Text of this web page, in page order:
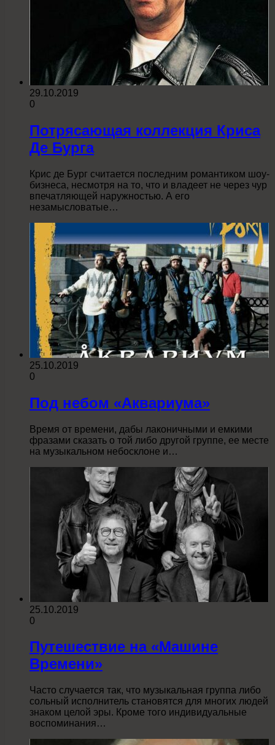
29.10.2019
0
Потрясающая коллекция Криса
Де Бурга
Крис де Бург считается последним романтиком шоу-
бизнеса, несмотря на то, что и владеет не через чур
впечатляющей наружностью. А его
незамысловатые…
25.10.2019
0
Под небом «Аквариума»
Время от времени, дабы лаконичными и емкими
фразами сказать о той либо другой группе, ее месте
на музыкальном небосклоне и…
25.10.2019
0
Путешествие на «Машине
Времени»
Часто случается так, что музыкальная группа либо
сольный исполнитель становятся для многих людей
знаком целой эры. Кроме того индивидуальные
воспоминания…